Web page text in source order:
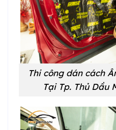
Thi công dán cách
Tại Tp. Thủ Dầu